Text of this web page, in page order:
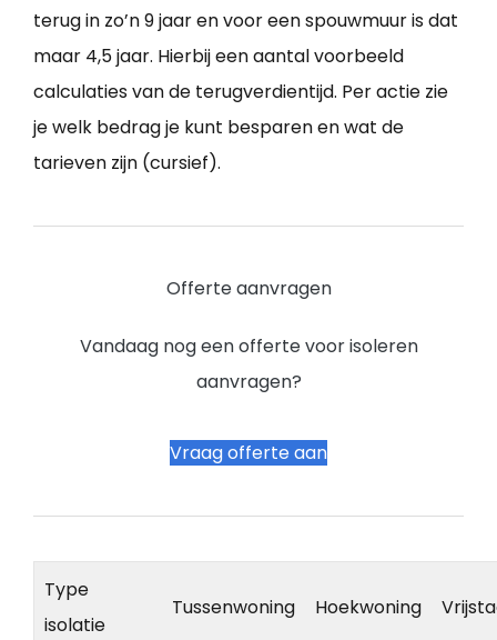
terug in zo’n 9 jaar en voor een spouwmuur is dat
maar 4,5 jaar. Hierbij een aantal voorbeeld
calculaties van de terugverdientijd. Per actie zie
je welk bedrag je kunt besparen en wat de
tarieven zijn (cursief).
Offerte aanvragen
Vandaag nog een offerte voor isoleren
aanvragen?
Vraag offerte aan
Type
isolatie
Tussenwoning Hoekwoning